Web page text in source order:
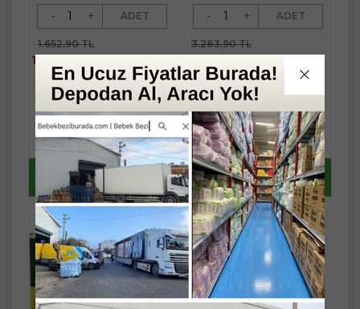
- + ADET
1.652,90 TL
1.570,26 TL
Fast/Eft %3
indirimli
1.652,90 TL
1.523,15 TL
Sepete
Ekle
Yaz Fırsatlarını
kaçırma !
- + ADET
3.283,90 TL
3.119,71 TL
Fast/Eft %3
indirimli
3.283,90 TL
3.026,11 TL
Sepete
Ekle
Yaz Fırsatlarını
kaçırma !